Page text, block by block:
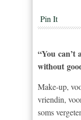
Pin It
“You can’t
without
Make-up,
vriendin,
soms